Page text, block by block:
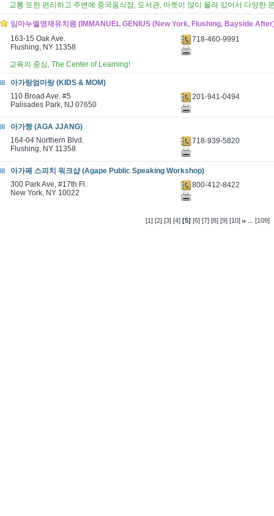
교통 또한 편리하고 주변에 중국음식점, 도서관, 마켓이 많이 몰려 있어서 다양한
임마누엘영재유치원 (IMMANUEL GENIUS (New York, Flushing, Bayside
163-15 Oak Ave.
Flushing, NY 11358
718-460-9991
교육의 중심, The Center of Learning!
아가랑엄마랑 (KIDS & MOM)
110 Broad Ave. #5
Palisades Park, NJ 07650
201-941-0494
아가짱 (AGA JJANG)
164-04 Northern Blvd.
Flushing, NY 11358
718-939-5820
아가페 스피치 워크샵 (Agape Public Speaking Workshop)
300 Park Ave, #17th Fl.
New York, NY 10022
800-412-8422
[1] [2] [3] [4] [5] [6] [7] [8] [9] [10] ... [109]